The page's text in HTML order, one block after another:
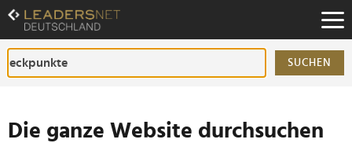
Zum
Inhalt
Zur
Fußzeilen-
Navigation
SUCHEN
Die ganze Website durchsuchen